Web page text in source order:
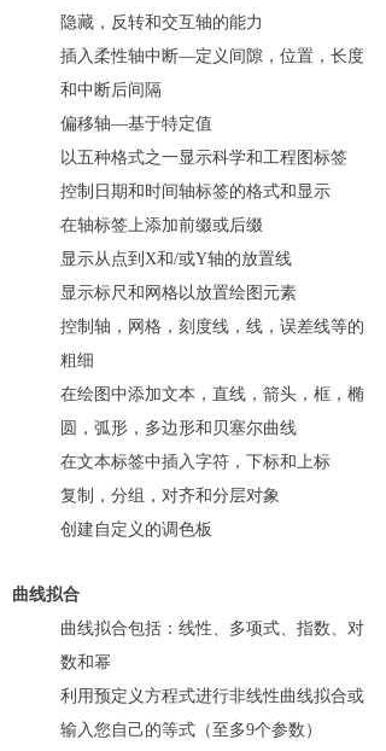
隐藏，反转和交互轴的能力
插入柔性轴中断—定义间隙，位置，长度
和中断后间隔
偏移轴—基于特定值
以五种格式之一显示科学和工程图标签
控制日期和时间轴标签的格式和显示
在轴标签上添加前缀或后缀
显示从点到X和/或Y轴的放置线
显示标尺和网格以放置绘图元素
控制轴，网格，刻度线，线，误差线等的
粗细
在绘图中添加文本，直线，箭头，框，椭
圆，弧形，多边形和贝塞尔曲线
在文本标签中插入字符，下标和上标
复制，分组，对齐和分层对象
创建自定义的调色板
曲线拟合
曲线拟合包括：线性、多项式、指数、对
数和幂
利用预定义方程式进行非线性曲线拟合或
输入您自己的等式（至多9个参数）